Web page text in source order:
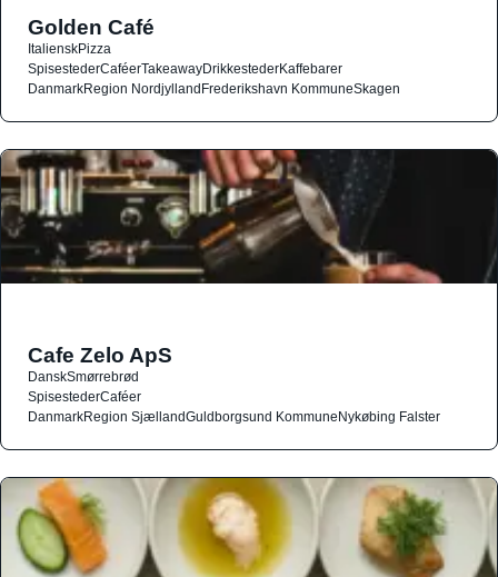
Golden Café
ItalienskPizza
SpisestederCaféerTakeawayDrikkestederKaffebarer
DanmarkRegion NordjyllandFrederikshavn KommuneSkagen
Cafe Zelo ApS
DanskSmørrebrød
SpisestederCaféer
DanmarkRegion SjællandGuldborgsund KommuneNykøbing Falster